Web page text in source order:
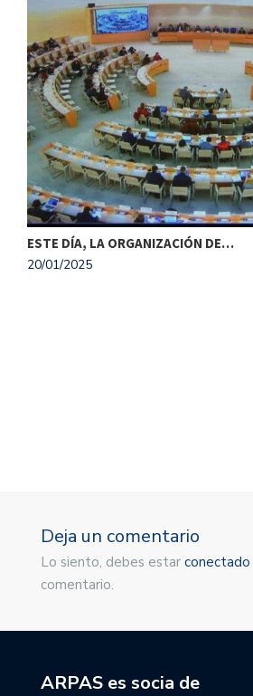
ESTE DÍA, LA ORGANIZACIÓN DE…
20/01/2025
Deja un comentario
Lo siento, debes estar conectado
comentario.
ARPAS es socia de